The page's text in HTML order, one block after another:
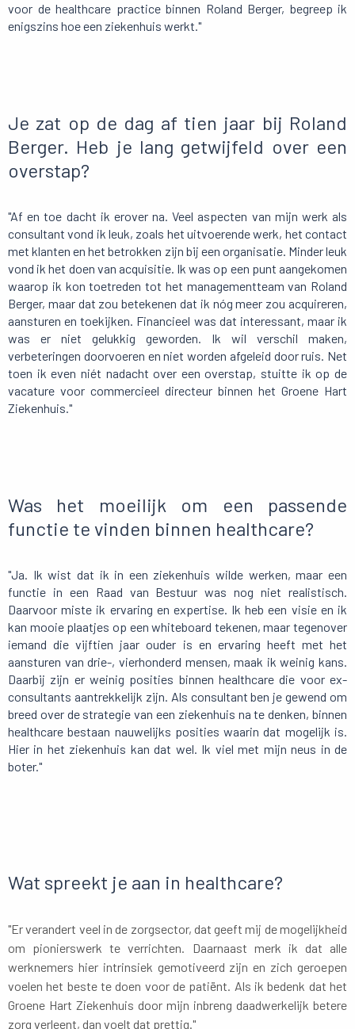
voor de healthcare practice binnen Roland Berger, begreep ik
enigszins hoe een ziekenhuis werkt."
Je zat op de dag af tien jaar bij Roland
Berger. Heb je lang getwijfeld over een
overstap?
"Af en toe dacht ik erover na. Veel aspecten van mijn werk als
consultant vond ik leuk, zoals het uitvoerende werk, het contact
met klanten en het betrokken zijn bij een organisatie. Minder leuk
vond ik het doen van acquisitie. Ik was op een punt aangekomen
waarop ik kon toetreden tot het managementteam van Roland
Berger, maar dat zou betekenen dat ik nóg meer zou acquireren,
aansturen en toekijken. Financieel was dat interessant, maar ik
was er niet gelukkig geworden. Ik wil verschil maken,
verbeteringen doorvoeren en niet worden afgeleid door ruis. Net
toen ik even niét nadacht over een overstap, stuitte ik op de
vacature voor commercieel directeur binnen het Groene Hart
Ziekenhuis."
Was het moeilijk om een passende
functie te vinden binnen healthcare?
"Ja. Ik wist dat ik in een ziekenhuis wilde werken, maar een
functie in een Raad van Bestuur was nog niet realistisch.
Daarvoor miste ik ervaring en expertise. Ik heb een visie en ik
kan mooie plaatjes op een whiteboard tekenen, maar tegenover
iemand die vijftien jaar ouder is en ervaring heeft met het
aansturen van drie-, vierhonderd mensen, maak ik weinig kans.
Daarbij zijn er weinig posities binnen healthcare die voor ex-
consultants aantrekkelijk zijn. Als consultant ben je gewend om
breed over de strategie van een ziekenhuis na te denken, binnen
healthcare bestaan nauwelijks posities waarin dat mogelijk is.
Hier in het ziekenhuis kan dat wel. Ik viel met mijn neus in de
boter."
Wat spreekt je aan in healthcare?
"Er verandert veel in de zorgsector, dat geeft mij de mogelijkheid
om pionierswerk te verrichten. Daarnaast merk ik dat alle
werknemers hier intrinsiek gemotiveerd zijn en zich geroepen
voelen het beste te doen voor de patiënt. Als ik bedenk dat het
Groene Hart Ziekenhuis door mijn inbreng daadwerkelijk betere
zorg verleent, dan voelt dat prettig."